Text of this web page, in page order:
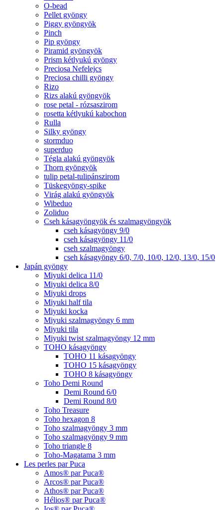
O-bead
Pellet gyöngy
Piggy gyöngyök
Pinch
Pip gyöngy
Piramid gyöngyök
Prism kétlyukú gyöngy
Preciosa Nefelejcs
Preciosa chilli gyöngy
Rizo
Rizs alakú gyöngyök
rose petal - rózsaszirom
rosetta kétlyukú kabochon
Rulla
Silky gyöngy
stormduo
superduo
Tégla alakú gyöngyök
Thorn gyöngyök
tulip petal-tulipánszirom
Tüskegyöngy-spike
Virág alakú gyöngyök
Wibeduo
Zoliduo
Cseh kásagyöngyök és szalmagyöngyök
cseh kásagyöngy 9/0
cseh kásagyöngy 11/0
cseh szalmagyöngy
cseh kásagyöngy 6/0, 7/0, 10/0, 12/0, 13/0, 15/0
Japán gyöngy
Miyuki delica 11/0
Miyuki delica 8/0
Miyuki drops
Miyuki half tila
Miyuki kocka
Miyuki szalmagyöngy 6 mm
Miyuki tila
Miyuki twist szalmagyöngy 12 mm
TOHO kásagyöngy
TOHO 11 kásagyöngy
TOHO 15 kásagyöngy
TOHO 8 kásagyöngy
Toho Demi Round
Demi Round 6/0
Demi Round 8/0
Toho Treasure
Toho hexagon 8
Toho szalmagyöngy 3 mm
Toho szalmagyöngy 9 mm
Toho triangle 8
Toho-Magatama 3 mm
Les perles par Puca
Amos® par Puca®
Arcos® par Puca®
Athos® par Puca®
Hélios® par Puca®